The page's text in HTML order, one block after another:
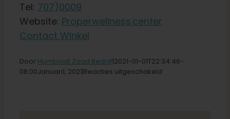
Tel: 707)0009
Website: Properwellness.center
Contact Winkel
Door Humboldt Zaad Bedrijf|2021-01-01T22:34:46-
08:00Januari1, 2021|Reacties uitgeschakeld